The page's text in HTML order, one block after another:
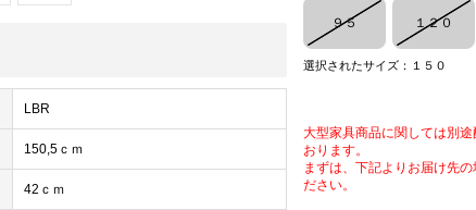
LBR
150,5ｃｍ
42ｃｍ
９５ １２０
選択されたサイズ：１５０
大型家具商品に関しては別
おります。
まずは、下記よりお届け先の
ださい。